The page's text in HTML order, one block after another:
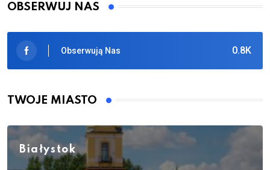
OBSERWUJ NAS
0.8K
Obserwują Nas
TWOJE MIASTO
Białystok